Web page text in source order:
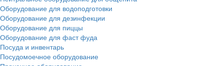
Оборудование для водоподготовки
Оборудование для дезинфекции
Оборудование для пиццы
Оборудование для фаст фуда
Посуда и инвентарь
Посудомоечное оборудование